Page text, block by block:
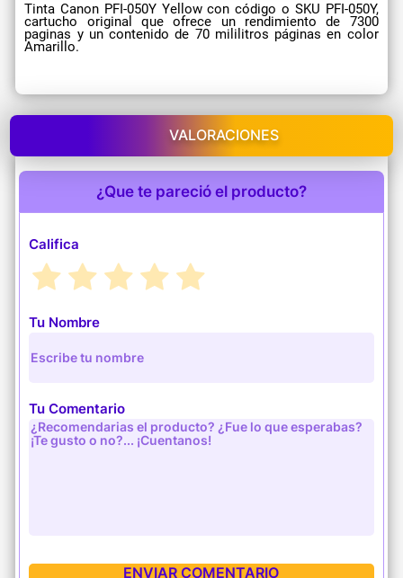
Tinta Canon PFI-050Y Yellow con código o SKU PFI-050Y,
cartucho original que ofrece un rendimiento de 7300
paginas y un contenido de 70 mililitros páginas en color
Amarillo.
VALORACIONES
¿Que te pareció el producto?
Califica
Tu Nombre
Tu Comentario